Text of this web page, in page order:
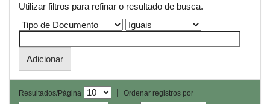
Utilizar filtros para refinar o resultado de busca.
Resultados/Página |
Ordenar registros por